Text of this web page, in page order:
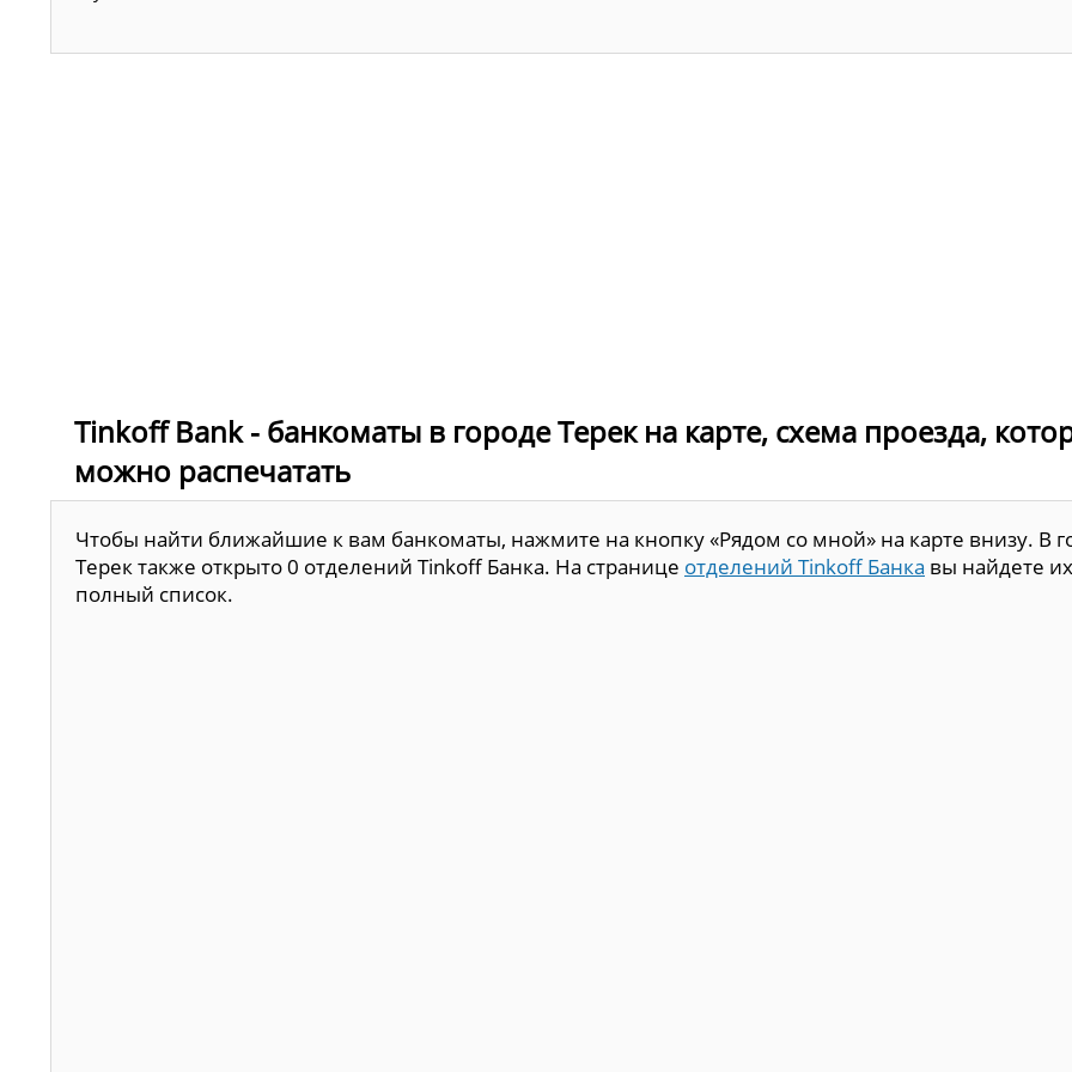
Tinkoff Bank - банкоматы в городе Терек на карте, схема проезда,
можно распечатать
Чтобы найти ближайшие к вам банкоматы, нажмите на кнопку «Рядом со мной» на карте внизу. В
Терек также открыто 0 отделений Tinkoff Банка. На странице отделений Tinkoff Банка вы найдете их
полный список.